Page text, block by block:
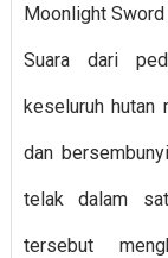
Moonlight
Suara dari
keseluruh hutan
dan
telak dalam
tersebut